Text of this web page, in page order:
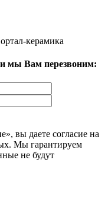
керамика
мы Вам перезвоним:
вы даете согласие на
Мы гарантируем
не будут